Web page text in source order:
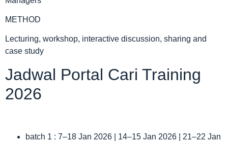
METHOD
Lecturing, workshop, interactive discussion, sharing and
case study
Jadwal Portal Cari Training
2026
batch 1 : 7–18 Jan 2026 | 14–15 Jan 2026 | 21–22 Jan